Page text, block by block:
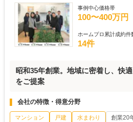
事例中心価格帯
100〜400万円
ホームプロ累計成約件
14件
昭和35年創業。地域に密着し、快
をご提案
会社の特徴・得意分野
マンション 戸建 水まわり 創業20